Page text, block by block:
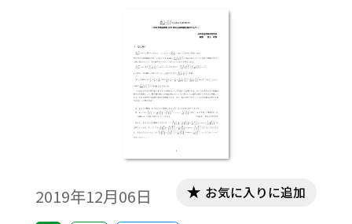
の質問を受け，数学Ⅲ未履修者の苦労を思い
やりながら説明をしたことを題材にして考
察する。※文中の数式は，「Tosho数式エデ
ィタ」で作成されています。ワード文書で数
式を正しく表示するためには，「Tosho数式
エディタ」が導入されていることが必要で
す。会員向け無償ダウンロードはこちら
2019年12月06日 お気に入りに追加